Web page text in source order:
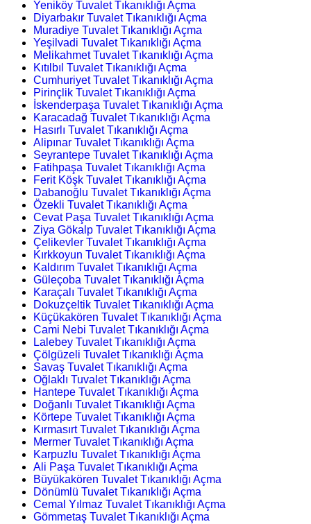
Yeniköy Tuvalet Tıkanıklığı Açma
Diyarbakır Tuvalet Tıkanıklığı Açma
Muradiye Tuvalet Tıkanıklığı Açma
Yeşilvadi Tuvalet Tıkanıklığı Açma
Melikahmet Tuvalet Tıkanıklığı Açma
Kıtılbıl Tuvalet Tıkanıklığı Açma
Cumhuriyet Tuvalet Tıkanıklığı Açma
Pirinçlik Tuvalet Tıkanıklığı Açma
İskenderpaşa Tuvalet Tıkanıklığı Açma
Karacadağ Tuvalet Tıkanıklığı Açma
Hasırlı Tuvalet Tıkanıklığı Açma
Alipınar Tuvalet Tıkanıklığı Açma
Seyrantepe Tuvalet Tıkanıklığı Açma
Fatihpaşa Tuvalet Tıkanıklığı Açma
Ferit Köşk Tuvalet Tıkanıklığı Açma
Dabanoğlu Tuvalet Tıkanıklığı Açma
Özekli Tuvalet Tıkanıklığı Açma
Cevat Paşa Tuvalet Tıkanıklığı Açma
Ziya Gökalp Tuvalet Tıkanıklığı Açma
Çelikevler Tuvalet Tıkanıklığı Açma
Kırkkoyun Tuvalet Tıkanıklığı Açma
Kaldırım Tuvalet Tıkanıklığı Açma
Güleçoba Tuvalet Tıkanıklığı Açma
Karaçalı Tuvalet Tıkanıklığı Açma
Dokuzçeltik Tuvalet Tıkanıklığı Açma
Küçükakören Tuvalet Tıkanıklığı Açma
Cami Nebi Tuvalet Tıkanıklığı Açma
Lalebey Tuvalet Tıkanıklığı Açma
Çölgüzeli Tuvalet Tıkanıklığı Açma
Savaş Tuvalet Tıkanıklığı Açma
Oğlaklı Tuvalet Tıkanıklığı Açma
Hantepe Tuvalet Tıkanıklığı Açma
Doğanlı Tuvalet Tıkanıklığı Açma
Körtepe Tuvalet Tıkanıklığı Açma
Kırmasırt Tuvalet Tıkanıklığı Açma
Mermer Tuvalet Tıkanıklığı Açma
Karpuzlu Tuvalet Tıkanıklığı Açma
Ali Paşa Tuvalet Tıkanıklığı Açma
Büyükakören Tuvalet Tıkanıklığı Açma
Dönümlü Tuvalet Tıkanıklığı Açma
Cemal Yılmaz Tuvalet Tıkanıklığı Açma
Gömmetaş Tuvalet Tıkanıklığı Açma